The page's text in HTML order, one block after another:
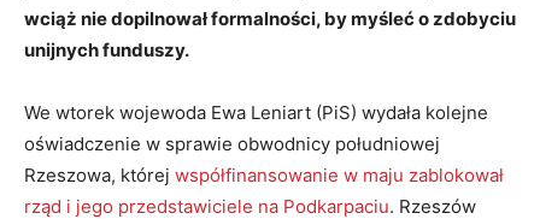
wciąż nie dopilnował formalności, by myśleć o zdobyciu
unijnych funduszy.
We wtorek wojewoda Ewa Leniart (PiS) wydała kolejne
oświadczenie w sprawie obwodnicy południowej
Rzeszowa, której współfinansowanie w maju zablokował
rząd i jego przedstawiciele na Podkarpaciu. Rzeszów